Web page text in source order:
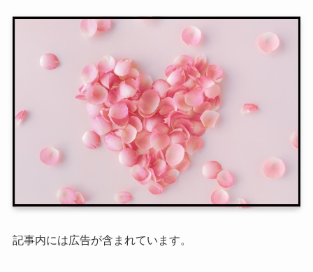
記事内には広告が含まれています。